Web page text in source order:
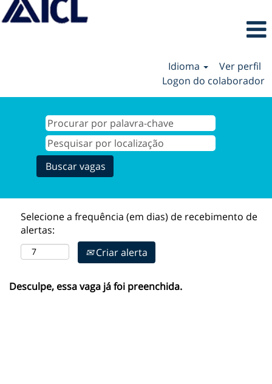
Idioma
Ver perfil
Logon do colaborador
Selecione a frequência (em dias) de recebimento de
alertas:
Criar alerta
Desculpe, essa vaga já foi preenchida.